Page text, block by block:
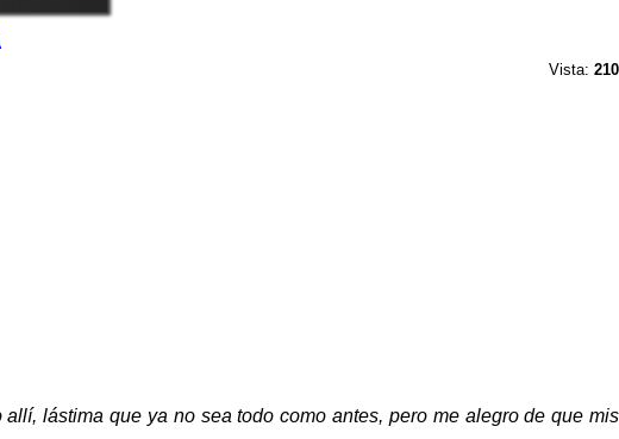
Vista:210
lástima que ya no sea todo como antes, pero me alegro de que